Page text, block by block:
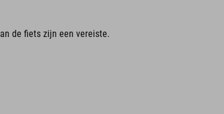
de fiets zijn een vereiste.